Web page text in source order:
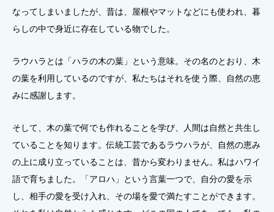
なってしまいましたが、昔は、屋根やマットなどにも使われ、暮
らしの中で身近に存在している物でした。
ラウハラとは「ハラの木の葉」という意味。その名のとおり、木
の葉を利用しているのですが、私たちはそれを使う際、自然の恵
みに感謝します。
そして、木の葉で何でも作れることを学び、人間は自然と共生し
ていることを知ります。伝統工芸であるラウハラが、自然の恵み
の上に成り立っていることは、昔から変わりません。私はハワイ
語で育ちました。「アロハ」という言葉一つで、自分の愛を示
し、相手の愛を受け入れ、その場を愛で満たすことができます。